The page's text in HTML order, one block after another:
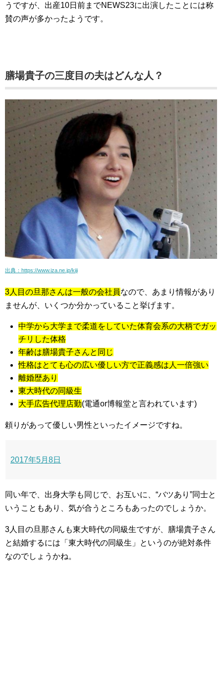
うですが、出産10日前までNEWS23に出演したことには称
賛の声が多かったようです。
膳場貴子の三度目の夫はどんな人？
出典：https://www.iza.ne.jp/kiji
3人目の旦那さんは一般の会社員なので、あまり情報があり
ませんが、いくつか分かっていること挙げます。
中学から大学まで柔道をしていた体育会系の大柄でガッ
チリした体格
年齢は膳場貴子さんと同じ
性格はとても心の広い優しい方で正義感は人一倍強い
離婚歴あり
東大時代の同級生
大手広告代理店勤(電通or博報堂と言われています)
頼りがあって優しい男性といったイメージですね。
2017年5月8日
同い年で、出身大学も同じで、お互いに、“バツあり”同士と
いうこともあり、気が合うところもあったのでしょうか。
3人目の旦那さんも東大時代の同級生ですが、膳場貴子さん
と結婚するには「東大時代の同級生」というのが絶対条件
なのでしょうかね。